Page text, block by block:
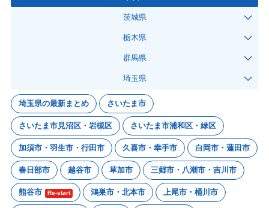
茨城県
栃木県
群馬県
埼玉県
埼玉県の最新まとめ さいたま市
さいたま市見沼区・岩槻区 さいたま市浦和区・緑区
加須市・羽生市・行田市 久喜市・幸手市 白岡市・蓮田市
春日部市 越谷市 草加市 三郷市・八潮市・吉川市
熊谷市 Re-start 鴻巣市・北本市 上尾市・桶川市